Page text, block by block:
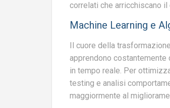
correlati che arricchiscano
Machine Learning e
Il cuore della
apprendono
in tempo reale. Per
testing e analisi
maggiormente al